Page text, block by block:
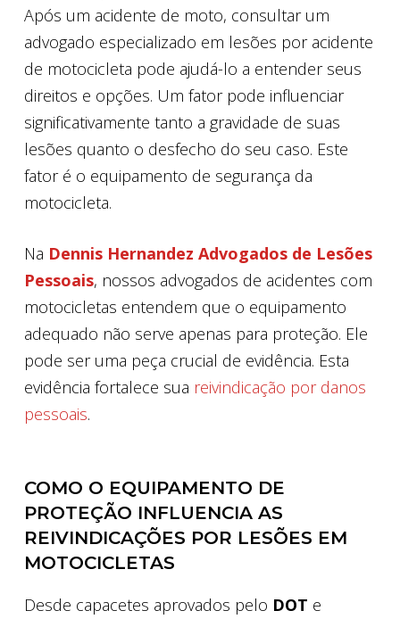
Após um acidente de moto, consultar um
advogado especializado em lesões por acidente
de motocicleta pode ajudá-lo a entender seus
direitos e opções. Um fator pode influenciar
significativamente tanto a gravidade de suas
lesões quanto o desfecho do seu caso. Este
fator é o equipamento de segurança da
motocicleta.
Na Dennis Hernandez Advogados de Lesões
Pessoais, nossos advogados de acidentes com
motocicletas entendem que o equipamento
adequado não serve apenas para proteção. Ele
pode ser uma peça crucial de evidência. Esta
evidência fortalece sua reivindicação por danos
pessoais.
COMO O EQUIPAMENTO DE
PROTEÇÃO INFLUENCIA AS
REIVINDICAÇÕES POR LESÕES EM
MOTOCICLETAS
Desde capacetes aprovados pelo DOT e